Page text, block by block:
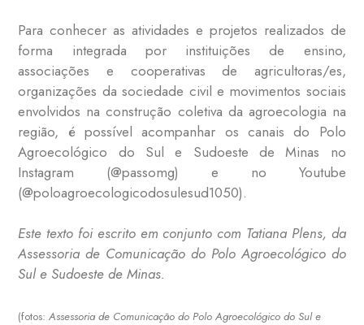
Para conhecer as atividades e projetos realizados de
forma integrada por instituições de ensino,
associações e cooperativas de agricultoras/es,
organizações da sociedade civil e movimentos sociais
envolvidos na construção coletiva da agroecologia na
região, é possível acompanhar os canais do Polo
Agroecológico do Sul e Sudoeste de Minas no
Instagram (@passomg) e no Youtube
(@poloagroecologicodosulesud1050).
Este texto foi escrito em conjunto com Tatiana Plens, da
Assessoria de Comunicação do Polo Agroecológico do
Sul e Sudoeste de Minas.
(fotos:Assessoria de Comunicação do Polo Agroecológico do Sul e